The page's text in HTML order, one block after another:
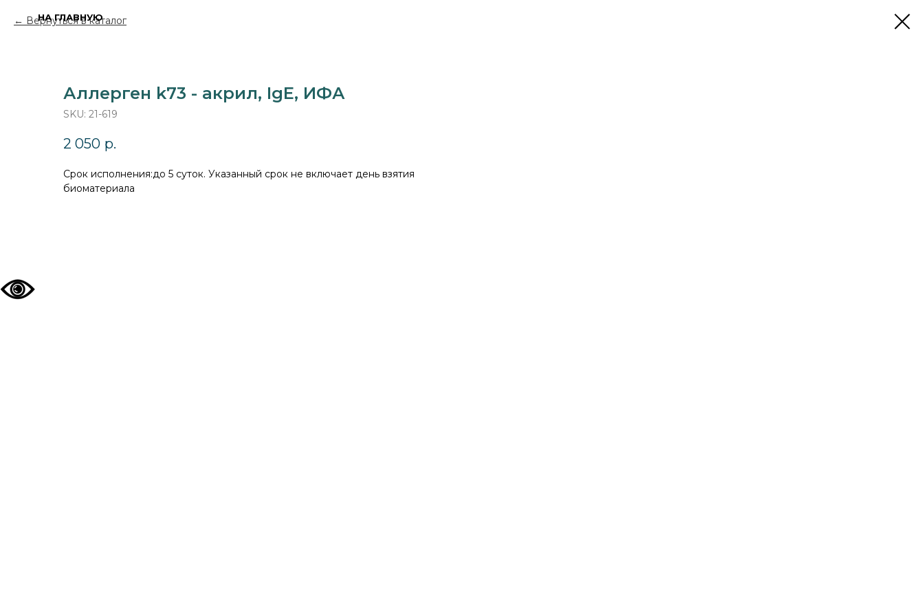
Вернуться в каталог
Аллерген k73 - акрил, IgE, ИФА
SKU: 21-619
2 050 р.
Cрок исполнения:до 5 суток. Указанный срок не включает день взятия
биоматериала
НА ГЛАВНУЮ